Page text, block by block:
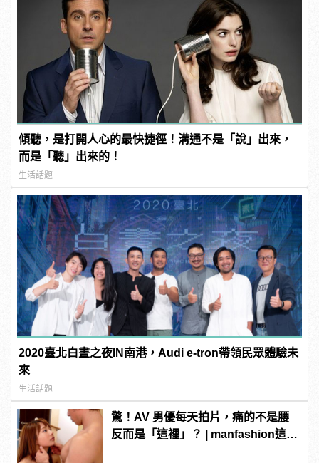
傾聽，是打開人心的最快捷徑！溝通不是「說」出來，
而是「聽」出來的！
生活話題
2020臺北白晝之夜IN南港，Audi e-tron帶領民眾體驗未
來
生活話題
驚！AV 男優每天拍片，痛的不是腰
反而是「這裡」？ | manfashion這樣